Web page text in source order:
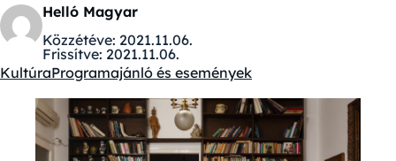
Helló Magyar
Közzétéve: 2021.11.06.
Frissítve: 2021.11.06.
Kategóriák:
KultúraProgramajánló és események